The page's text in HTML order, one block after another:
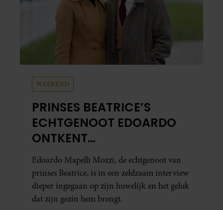
WEEKEND
PRINSES BEATRICE’S
ECHTGENOOT EDOARDO
ONTKENT
HUWELIJKSPROBLEMEN
Edoardo Mapelli Mozzi, de echtgenoot van
prinses Beatrice, is in een zeldzaam interview
dieper ingegaan op zijn huwelijk en het geluk
dat zijn gezin hem brengt.